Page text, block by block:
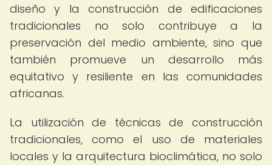
diseño y la construcción de edificaciones
tradicionales no solo contribuye a la
preservación del medio ambiente, sino que
también promueve un desarrollo más
equitativo y resiliente en las comunidades
africanas.
La utilización de técnicas de construcción
tradicionales, como el uso de materiales
locales y la arquitectura bioclimática, no solo